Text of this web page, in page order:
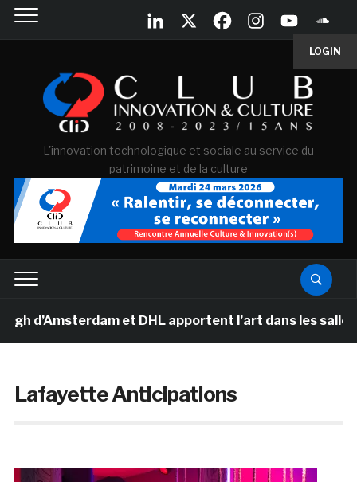
LOGIN
L'innovation technologique et sociale au service du
patrimoine et de la culture
et DHL apportent l’art dans les salles de
Lafayette Anticipations